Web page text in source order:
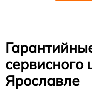
сервисного
Ярославле